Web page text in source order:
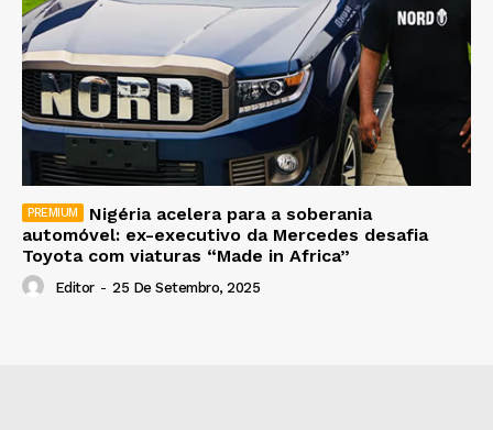
Nigéria acelera para a soberania
automóvel: ex-executivo da Mercedes desafia
Toyota com viaturas “Made in Africa”
Editor - 25 De Setembro, 2025